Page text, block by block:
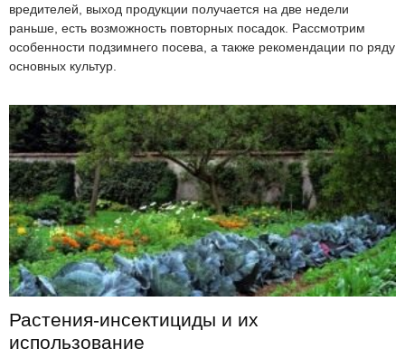
вредителей, выход продукции получается на две недели
раньше, есть возможность повторных посадок. Рассмотрим
особенности подзимнего посева, а также рекомендации по ряду
основных культур.
Растения-инсектициды и их
использование